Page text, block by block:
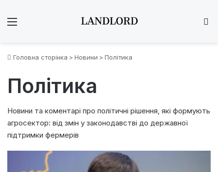
Головна сторінка > Новини > Політика
Політика
Новини та коментарі про політичні рішення, які формують
агросектор: від змін у законодавстві до державної
підтримки фермерів